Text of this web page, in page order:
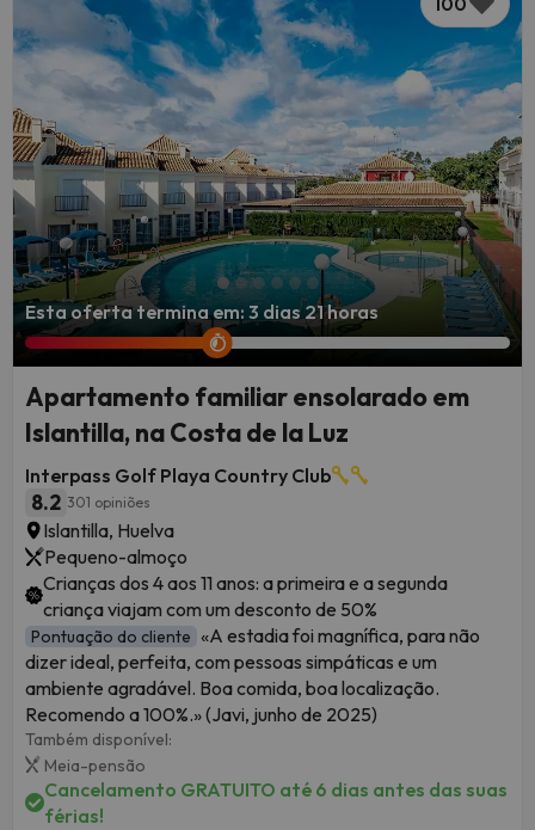
Esta oferta termina em: 3 dias 21 horas
Apartamento familiar ensolarado em
Islantilla, na Costa de la Luz
Interpass Golf Playa Country Club
8.2 301 opiniões
Islantilla, Huelva
Pequeno-almoço
Crianças dos 4 aos 11 anos: a primeira e a segunda
criança viajam com um desconto de 50%
Pontuação do cliente «A estadia foi magnífica, para não
dizer ideal, perfeita, com pessoas simpáticas e um
ambiente agradável. Boa comida, boa localização.
Recomendo a 100%.» (Javi, junho de 2025)
Também disponível:
Meia-pensão
Cancelamento GRATUITO até 6 dias antes das suas
férias!